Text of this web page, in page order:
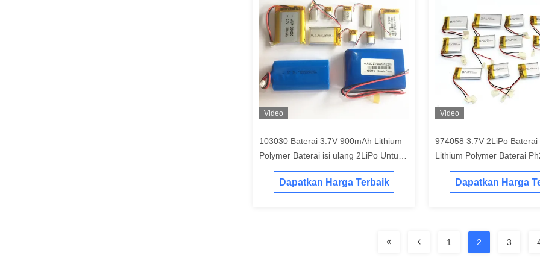
Video
103030 Baterai 3.7V 900mAh Lithium
Polymer Baterai isi ulang 2LiPo Untuk
Headset Bluetooth Headset Speaker
Fan Air PuDapatkan Harga Terbaik
Video
974058 3.7V 2LiPo Baterai
Lithium Polymer Baterai
Colokan untuk Pijat Meter
Aeromodeling Meja
Dapatkan Harga
1 2 3